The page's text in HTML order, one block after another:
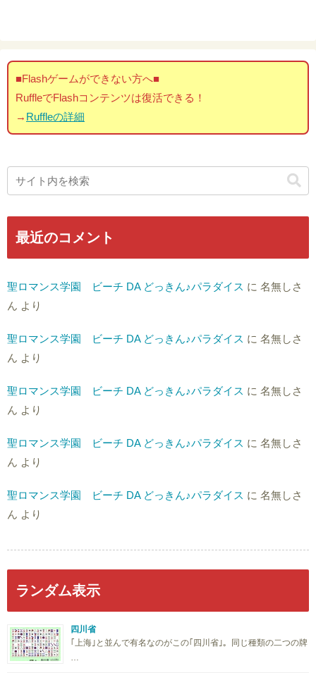
■Flashゲームができない方へ■
RuffleでFlashコンテンツは復活できる！
→ Ruffleの詳細
最近のコメント
聖ロマンス学園 ビーチ DA どっきん♪パラダイス に 名無しさ
ん より
聖ロマンス学園 ビーチ DA どっきん♪パラダイス に 名無しさ
ん より
聖ロマンス学園 ビーチ DA どっきん♪パラダイス に 名無しさ
ん より
聖ロマンス学園 ビーチ DA どっきん♪パラダイス に 名無しさ
ん より
聖ロマンス学園 ビーチ DA どっきん♪パラダイス に 名無しさ
ん より
ランダム表示
四川省
｢上海｣と並んで有名なのがこの｢四川省｣。同じ種類の二つの牌
…